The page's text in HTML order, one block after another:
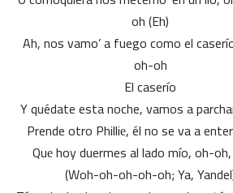
oh (Eh)
Ah, nos vamo’ a fuego como el
oh-oh
El caserío
Y quédate esta noche, vamos a
Prende otro Philliе, él no se va a
Quе hoy duermes al lado mío, oh-
(Woh-oh-oh-oh-oh; Ya,